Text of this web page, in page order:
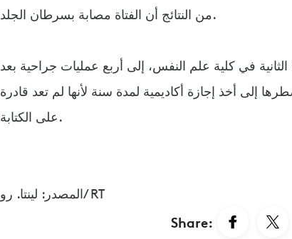
من النتائج أن الفتاة مصابة بسرطان الجلد.
في كلية علم النفس، إلى أربع عمليات جراحية بعد
إلى أخذ إجازة أكاديمية لمدة سنة لأنها لم تعد قادرة
على الكتابة.
المصدر: لينتا. رو/ RT
Share: